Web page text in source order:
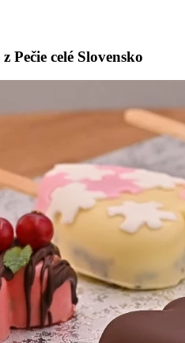
celé Slovensko